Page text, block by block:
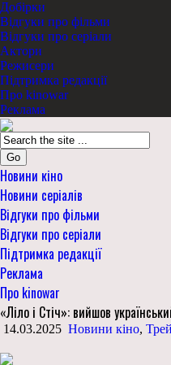
Добірки
Відгуки про фільми
Відгуки про серіали
Актори
Режисери
Підтримка редакції
Про kinowar
Реклама
Go
Новини кіно
Новини серіалів
Відгуки про фільми
Відгуки про серіали
Підтримка редакції
Реклама
Про kinowar
«Ліло і Стіч»: вийшов
14.03.2025 Новини кіно,